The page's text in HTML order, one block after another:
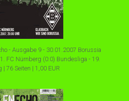
- Ausgabe 9 - 30.01.2007 Borussia
FC Nürnberg (0:0) Bundesliga - 19.
| 76 Seiten | 1,00 EUR